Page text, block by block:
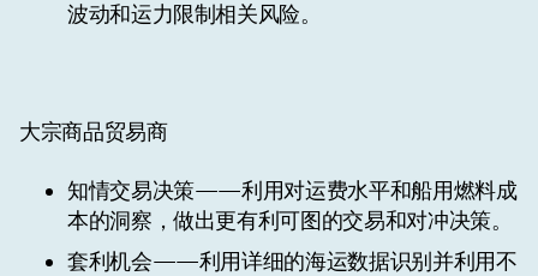
波动和运力限制相关风险。
大宗商品贸易商
知情交易决策——利用对运费水平和船用燃料成
本的洞察，做出更有利可图的交易和对冲决策。
套利机会——利用详细的海运数据识别并利用不